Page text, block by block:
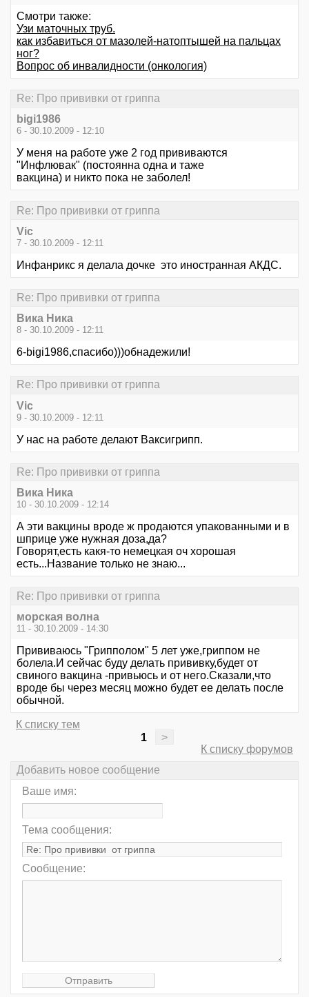
Смотри также:
Узи маточных труб.
как избавиться от мазолей-натоптышей на пальцах
ног?
Вопрос об инвалидности (онкология)
Re: Про прививки от гриппа
bigi1986
6 - 30.10.2009 - 12:10
У меня на работе уже 2 год прививаются
"Инфлювак" (постоянна одна и таже
вакцина) и никто пока не заболел!
Re: Про прививки от гриппа
Vic
7 - 30.10.2009 - 12:11
Инфанрикс я делала дочке это иностранная АКДС.
Re: Про прививки от гриппа
Вика Ника
8 - 30.10.2009 - 12:11
6-bigi1986,спасибо)))обнадежили!
Re: Про прививки от гриппа
Vic
9 - 30.10.2009 - 12:11
У нас на работе делают Ваксигрипп.
Re: Про прививки от гриппа
Вика Ника
10 - 30.10.2009 - 12:14
А эти вакцины вроде ж продаются упакованными и в
шприце уже нужная доза,да?
Говорят,есть какя-то немецкая оч хорошая
есть...Название только не знаю...
Re: Про прививки от гриппа
морская волна
11 - 30.10.2009 - 14:30
Прививаюсь "Грипполом" 5 лет уже,гриппом не
болела.И сейчас буду делать прививку,будет от
свиного вакцина -привьюсь и от него.Сказали,что
вроде бы через месяц можно будет ее делать после
обычной.
К списку тем
1
>
К списку форумов
Добавить новое сообщение
Ваше имя:
Тема сообщения:
Сообщение: